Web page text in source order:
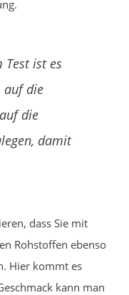
Test ist es
auf die
die
damit
dass Sie mit
Rohstoffen ebenso
Hier kommt es
kann man